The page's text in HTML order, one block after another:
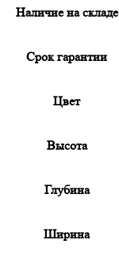
Наличие на складе
Срок гарантии
Цвет
Высота
Глубина
Ширина